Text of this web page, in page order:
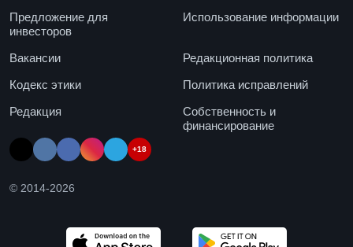
Предложение для
инвесторов
Использование информации
Вакансии
Редакционная политика
Кодекс этики
Политика исправлений
Редакция
Собственность и
финансирование
+18
© 2014-2026